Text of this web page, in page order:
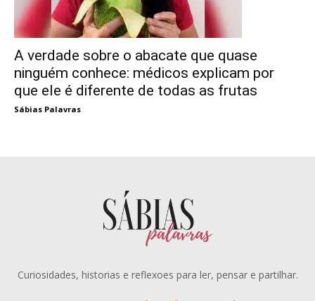
A verdade sobre o abacate que quase
ninguém conhece: médicos explicam por
que ele é diferente de todas as frutas
Sábias Palavras
Curiosidades, historias e reflexoes para ler, pensar e partilhar.